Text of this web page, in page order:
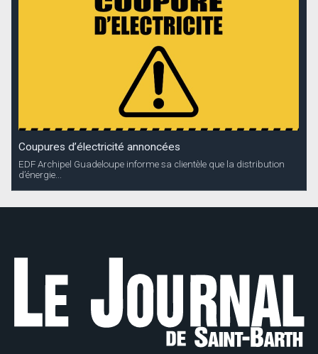
Coupures d’électricité annoncées
EDF Archipel Guadeloupe informe sa clientèle que la distribution
d’énergie...